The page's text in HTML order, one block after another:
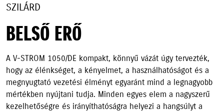
SZILÁRD
BELSŐ ERŐ
A V-STROM 1050/DE kompakt, könnyű vázát úgy tervezték,
hogy az élénkséget, a kényelmet, a használhatóságot és a
megnyugtató vezetési élményt egyaránt mind a legnagyobb
mértékben nyújtani tudja. Minden egyes elem a nagyszerű
kezelhetőségre és irányíthatóságra helyezi a hangsúlyt a